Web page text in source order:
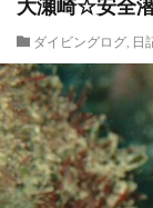
大瀬崎☆安全
ダイビングログ, 日